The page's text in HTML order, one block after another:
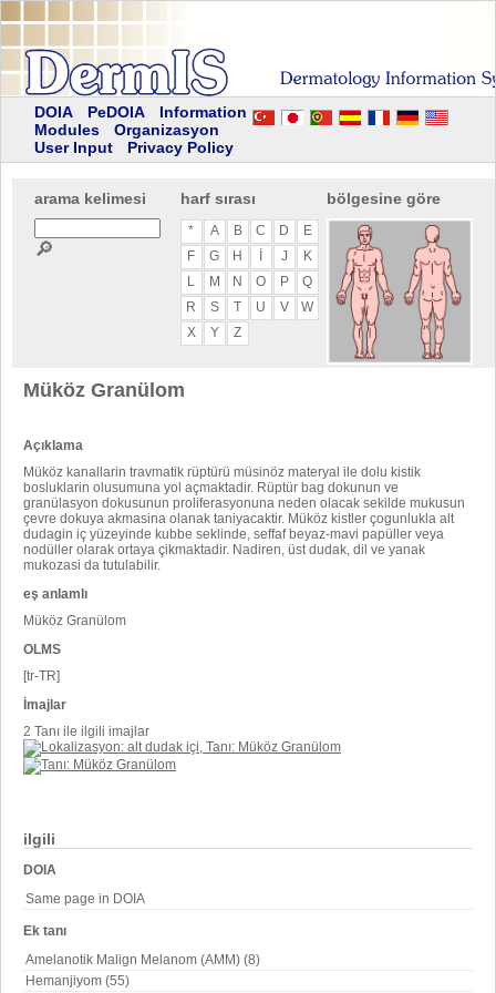
DOIA PeDOIA
Information
Modules
Organizasyon
User Input
Privacy Policy
arama kelimesi
🔎
harf sırası
* A B C D
E
F
G H J
K
L
M N O P
Q
R
S T U V
W
X
Y Z
bölgesine göre
ilgili
DOIA
Same page in DOIA
Ek tanı
Amelanotik Malign Melanom (AMM) (8)
Hemanjiyom (55)
Müköz Granülom
Açıklama
Müköz kanallarin travmatik rüptürü müsinöz materyal ile dolu kistik
bosluklarin olusumuna yol açmaktadir. Rüptür bag dokunun ve
granülasyon dokusunun proliferasyonuna neden olacak sekilde mukusun
çevre dokuya akmasina olanak taniyacaktir. Müköz kistler çogunlukla alt
dudagin iç yüzeyinde kubbe seklinde, seffaf beyaz-mavi papüller veya
nodüller olarak ortaya çikmaktadir. Nadiren, üst dudak, dil ve yanak
mukozasi da tutulabilir.
eş anlamlı
Müköz Granülom
OLMS
[tr-TR]
İmajlar
2 Tanı ile ilgili imajlar